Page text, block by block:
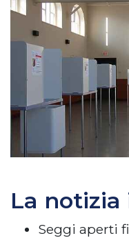
La notizia
Seggi aperti